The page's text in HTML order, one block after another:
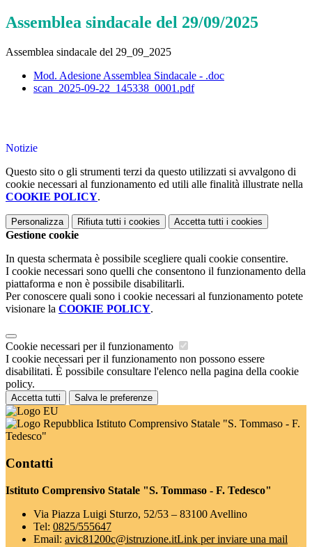
Assemblea sindacale del 29/09/2025
Assemblea sindacale del 29_09_2025
Mod. Adesione Assemblea Sindacale - .doc
scan_2025-09-22_145338_0001.pdf
Notizie
Questo sito o gli strumenti terzi da questo utilizzati si avvalgono di
cookie necessari al funzionamento ed utili alle finalità illustrate nella
COOKIE POLICY.
Personalizza Rifiuta tutti i cookies Accetta tutti i cookies
Gestione cookie
In questa schermata è possibile scegliere quali cookie consentire.
I cookie necessari sono quelli che consentono il funzionamento della
piattaforma e non è possibile disabilitarli.
Per conoscere quali sono i cookie necessari al funzionamento potete
visionare la COOKIE POLICY.
Cookie necessari per il funzionamento
I cookie necessari per il funzionamento non possono essere
disabilitati. È possibile consultare l'elenco nella pagina della cookie
policy.
Accetta tutti Salva le preferenze
Istituto Comprensivo Statale "S. Tommaso - F.
Tedesco"
Contatti
Istituto Comprensivo Statale "S. Tommaso - F. Tedesco"
Via Piazza Luigi Sturzo, 52/53 – 83100 Avellino
Tel: 0825/555647
Email: avic81200c@istruzione.itLink per inviare una mail